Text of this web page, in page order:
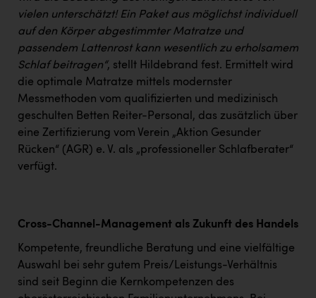
vielen unterschätzt! Ein Paket aus möglichst individuell
auf den Körper abgestimmter Matratze und
passendem Lattenrost kann wesentlich zu erholsamem
Schlaf beitragen“, stellt Hildebrand fest. Ermittelt wird
die optimale Matratze mittels modernster
Messmethoden vom qualifizierten und medizinisch
geschulten Betten Reiter-Personal, das zusätzlich über
eine Zertifizierung vom Verein „Aktion Gesunder
Rücken“ (AGR) e. V. als „professioneller Schlafberater“
verfügt.
Cross-Channel-Management als Zukunft des Handels
Kompetente, freundliche Beratung und eine vielfältige
Auswahl bei sehr gutem Preis/Leistungs-Verhältnis
sind seit Beginn die Kernkompetenzen des